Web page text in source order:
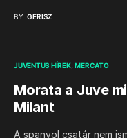
BY GERISZ
JUVENTUS HÍREK MERCATO
Morata a Juve
Milant
A spanyol csatár nem